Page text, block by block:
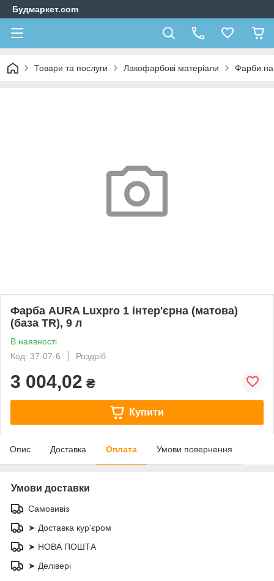
Будмаркет.com
Товари та послуги Лакофарбові матеріали Фарби на
Фарба AURA Luxpro 1 інтер'єрна (матова)
(база TR), 9 л
В наявності
Код: 37-07-6
Роздріб
3 004,02 ₴
Купити
Опис Доставка Оплата Умови повернення
Умови доставки
Самовивіз
➤ Доставка кур'єром
➤ НОВА ПОШТА
➤ Делівері